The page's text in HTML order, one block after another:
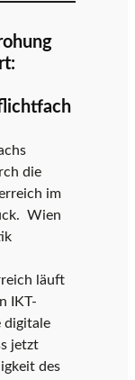
die
im
Wien
läuft
IKT-
digitale
jetzt
des